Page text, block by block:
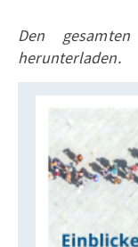
Den
herunterladen.